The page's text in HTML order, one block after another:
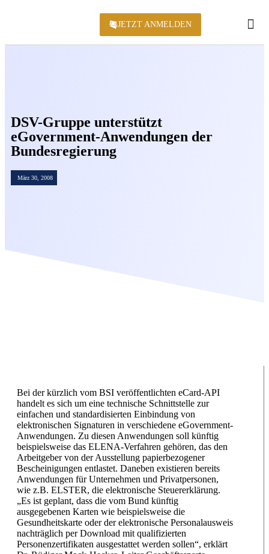
JETZT ANMELDEN
DSV-Gruppe unterstützt
eGovernment-Anwendungen der
Bundesregierung
März 30, 2008
Bei der kürzlich vom BSI veröffentlichten eCard-API
handelt es sich um eine technische Schnittstelle zur
einfachen und standardisierten Einbindung von
elektronischen Signaturen in verschiedene eGovernment-
Anwendungen. Zu diesen Anwendungen soll künftig
beispielsweise das ELENA-Verfahren gehören, das den
Arbeitgeber von der Ausstellung papierbezogener
Bescheinigungen entlastet. Daneben existieren bereits
Anwendungen für Unternehmen und Privatpersonen,
wie z.B. ELSTER, die elektronische Steuererklärung.
„Es ist geplant, dass die vom Bund künftig
ausgegebenen Karten wie beispielsweise die
Gesundheitskarte oder der elektronische Personalausweis
nachträglich per Download mit qualifizierten
Personenzertifikaten ausgestattet werden sollen“, erklärt